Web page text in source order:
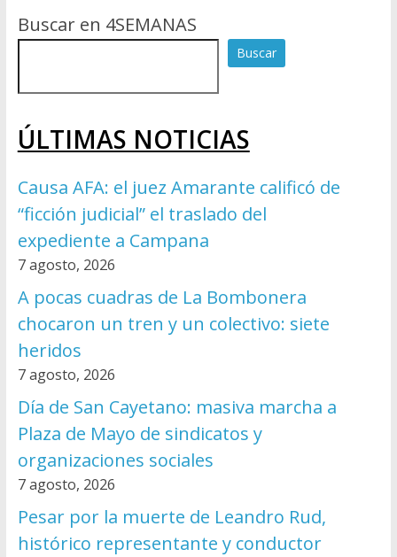
Buscar en 4SEMANAS
Buscar
ÚLTIMAS NOTICIAS
Causa AFA: el juez Amarante calificó de
“ficción judicial” el traslado del
expediente a Campana
7 agosto, 2026
A pocas cuadras de La Bombonera
chocaron un tren y un colectivo: siete
heridos
7 agosto, 2026
Día de San Cayetano: masiva marcha a
Plaza de Mayo de sindicatos y
organizaciones sociales
7 agosto, 2026
Pesar por la muerte de Leandro Rud,
histórico representante y conductor